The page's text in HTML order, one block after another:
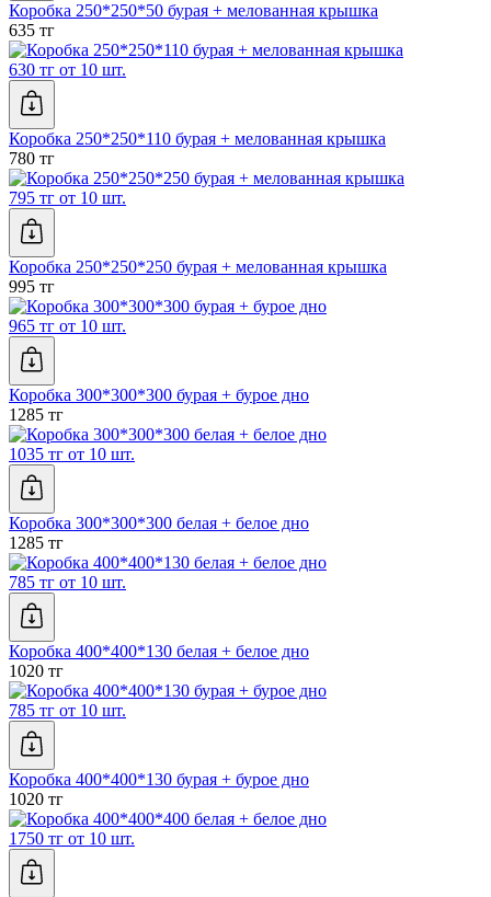
Коробка 250*250*50 бурая + мелованная крышка
635 тг
630 тг от 10 шт.
Коробка 250*250*110 бурая + мелованная крышка
780 тг
795 тг от 10 шт.
Коробка 250*250*250 бурая + мелованная крышка
995 тг
965 тг от 10 шт.
Коробка 300*300*300 бурая + бурое дно
1285 тг
1035 тг от 10 шт.
Коробка 300*300*300 белая + белое дно
1285 тг
785 тг от 10 шт.
Коробка 400*400*130 белая + белое дно
1020 тг
785 тг от 10 шт.
Коробка 400*400*130 бурая + бурое дно
1020 тг
1750 тг от 10 шт.